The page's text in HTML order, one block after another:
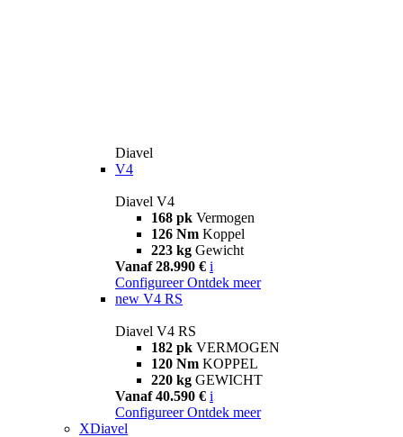
Diavel
V4
Diavel V4
168 pk Vermogen
126 Nm Koppel
223 kg Gewicht
Vanaf 28.990 € i
Configureer Ontdek meer
new V4 RS
Diavel V4 RS
182 pk VERMOGEN
120 Nm KOPPEL
220 kg GEWICHT
Vanaf 40.590 € i
Configureer Ontdek meer
XDiavel